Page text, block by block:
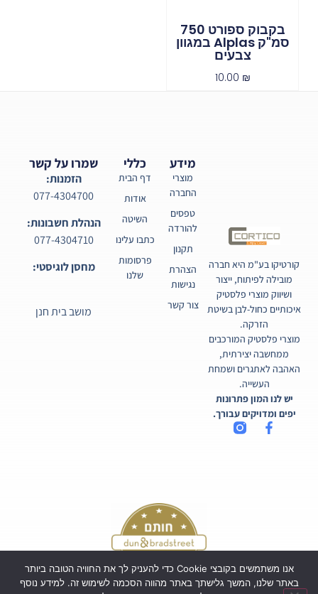
בקבוק ספורט 750
סמ"ק Alplas במגוון
צבעים
10.00 ₪
קורטיקו בע"מ היא חברה
מובילה לפיתוח, ייצור
ושיווק מוצרי פלסטיק
איכותיים כחול-לבן בשיטת
הזרקה.
מוצרי פלסטיק המורכבים
ממחשבה יצירתית,
האהבה לאתגרים ושמחת
העשייה.
יש לנו המון פתרונות
יפים ומדויקים עבורך.
כללי
דף הבית
אודות
השיטה
כתבו עלינו
פרסומות
שלנו
מידע
מוצרי
החברה
טפסים
להורדה
תקנון
הצהרת
נגישות
צור קשר
שמרו על קשר
הזמנות:
077-4304700
הנהלת חשבונות:
077-4304710
מחסן לוגיסטי:
מושב בית חנן
אנו משתמשים בקובצי Cookie כדי להעניק לך את החוויה הטובה ביותר
באתר שלנו, המשך גלישתך באתר מהווה הסכמה לשימוש זה. למידע נוסף